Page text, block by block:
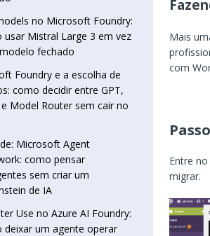
Mais
com
Entre
migrar.
no Microsoft Foundry:
usar Mistral Large 3 em vez
fechado
Foundry e a escolha de
como decidir entre GPT,
Model Router sem cair no
Microsoft Agent
como pensar
sem criar um
de IA
Use no Azure AI Foundry:
deixar um agente operar